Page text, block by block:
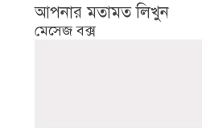
আপনার মতামত লিখুন
মেসেজ বক্স